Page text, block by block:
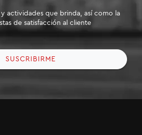
actividades que brinda, así como la
de satisfacción al cliente
SUSCRIBIRME